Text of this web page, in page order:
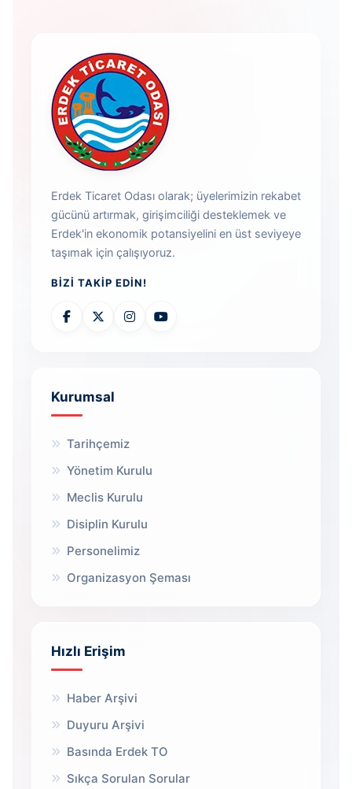
Erdek Ticaret Odası olarak; üyelerimizin rekabet
gücünü artırmak, girişimciliği desteklemek ve
Erdek'in ekonomik potansiyelini en üst seviyeye
taşımak için çalışıyoruz.
BIZI TAKIP EDIN!
Kurumsal
Tarihçemiz
Yönetim Kurulu
Meclis Kurulu
Disiplin Kurulu
Personelimiz
Organizasyon Şeması
Hızlı Erişim
Haber Arşivi
Duyuru Arşivi
Basında Erdek TO
Sıkça Sorulan Sorular